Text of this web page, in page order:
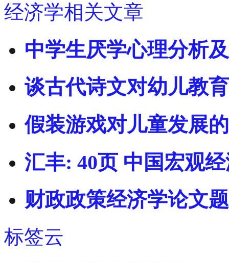
经济学相关文章
中学生厌学心理分析
谈古代诗文对幼儿教
假装游戏对儿童发展
汇丰: 40页 中国宏观
财政政策经济学论文
标签云